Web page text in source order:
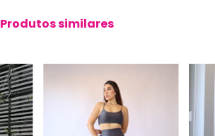
Produtos similares